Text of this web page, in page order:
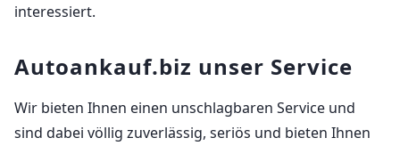
interessiert.
Autoankauf.biz unser Service
Wir bieten Ihnen einen unschlagbaren Service und
sind dabei völlig zuverlässig, seriös und bieten Ihnen